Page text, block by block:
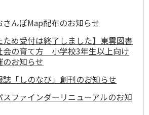
んぽMap配布のお知らせ
ため受付は終了しました】東雲図書
の育て方 小学校3年生以上向け
お知らせ
「しのなび」創刊のお知らせ
ファインダーリニューアルのお知